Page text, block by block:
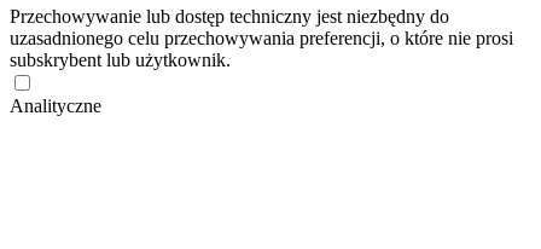
Przechowywanie lub dostęp techniczny jest niezbędny do
uzasadnionego celu przechowywania preferencji, o które nie prosi
subskrybent lub użytkownik.
Analityczne